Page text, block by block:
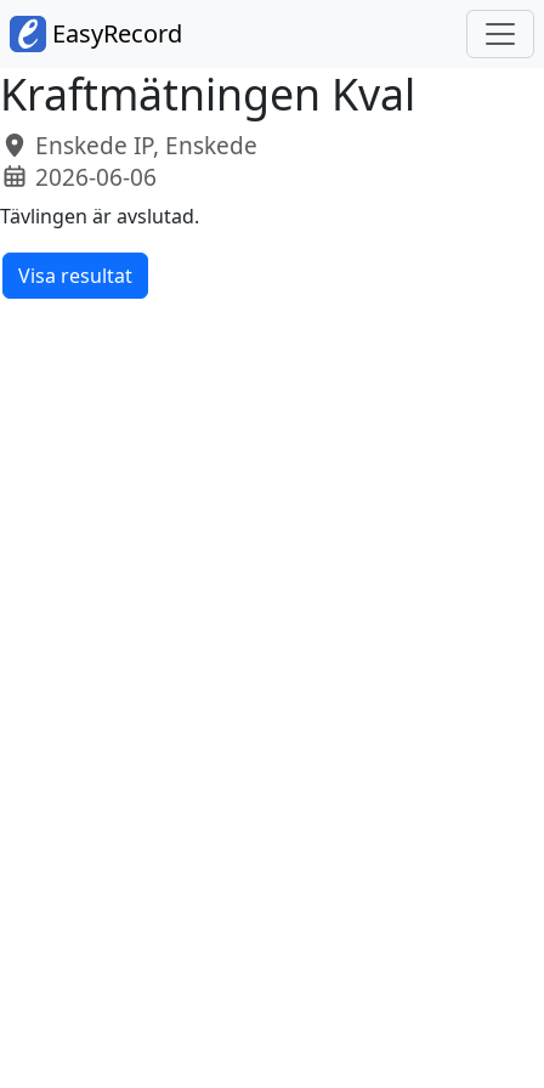
EasyRecord
Kraftmätningen Kval
Enskede IP, Enskede
2026-06-06
Tävlingen är avslutad.
Visa resultat